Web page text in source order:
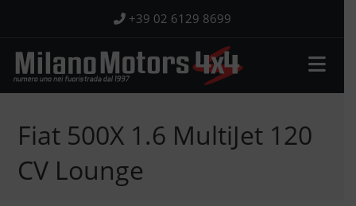
contenuto
+39 02 6129 8699
Fiat 500X 1.6 MultiJet 120
CV Lounge